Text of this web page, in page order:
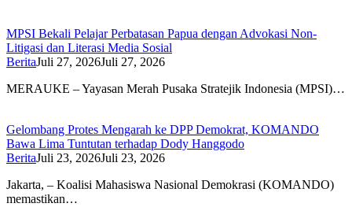
MPSI Bekali Pelajar Perbatasan Papua dengan Advokasi Non-
Litigasi dan Literasi Media Sosial
BeritaJuli 27, 2026Juli 27, 2026
MERAUKE – Yayasan Merah Pusaka Stratejik Indonesia (MPSI)…
Gelombang Protes Mengarah ke DPP Demokrat, KOMANDO
Bawa Lima Tuntutan terhadap Dody Hanggodo
BeritaJuli 23, 2026Juli 23, 2026
Jakarta, – Koalisi Mahasiswa Nasional Demokrasi (KOMANDO)
memastikan…